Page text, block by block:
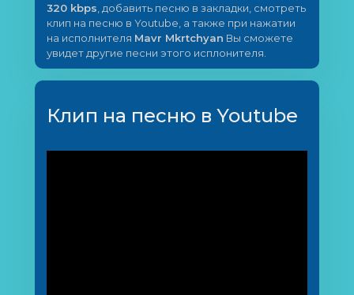
320 kbps , добавить песню в закладки, смотреть
клип на песню в Youtube, а также при нажатии
на исполнителя Mavr Mkrtchyan Вы сможете
увидет другие песни этого исплонителя.
Клип на песню в Youtube